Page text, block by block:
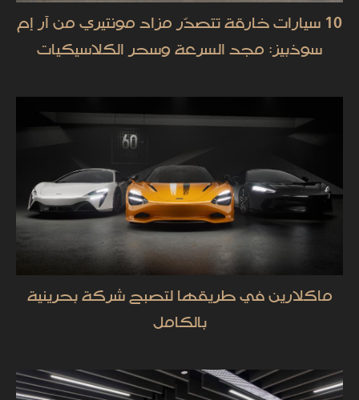
10 سيارات خارقة تتصدّر مزاد مونتيري من آر إم
سوذبيز: مجد السرعة وسحر الكلاسيكيات
ماكلارين في طريقها لتصبح شركة بحرينية
بالكامل